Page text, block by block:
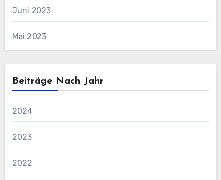
Juni 2023
Mai 2023
Beiträge Nach Jahr
2024
2023
2022